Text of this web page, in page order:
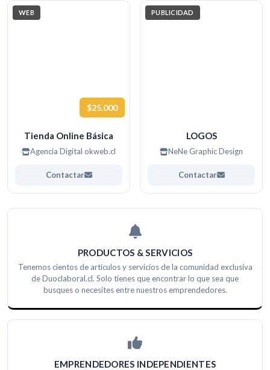
WEB
$25.000
Tienda Online Básica
Agencia Digital okweb.cl
Contactar
PUBLICIDAD
LOGOS
NeNe Graphic Design
Contactar
PRODUCTOS & SERVICIOS
Tenemos cientos de artículos y servicios de la comunidad exclusiva
de Duoclaboral.cl. Solo tienes que encontrar lo que sea que
busques o necesites entre nuestros emprendedores.
EMPRENDEDORES INDEPENDIENTES